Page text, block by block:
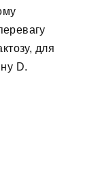
для
D.